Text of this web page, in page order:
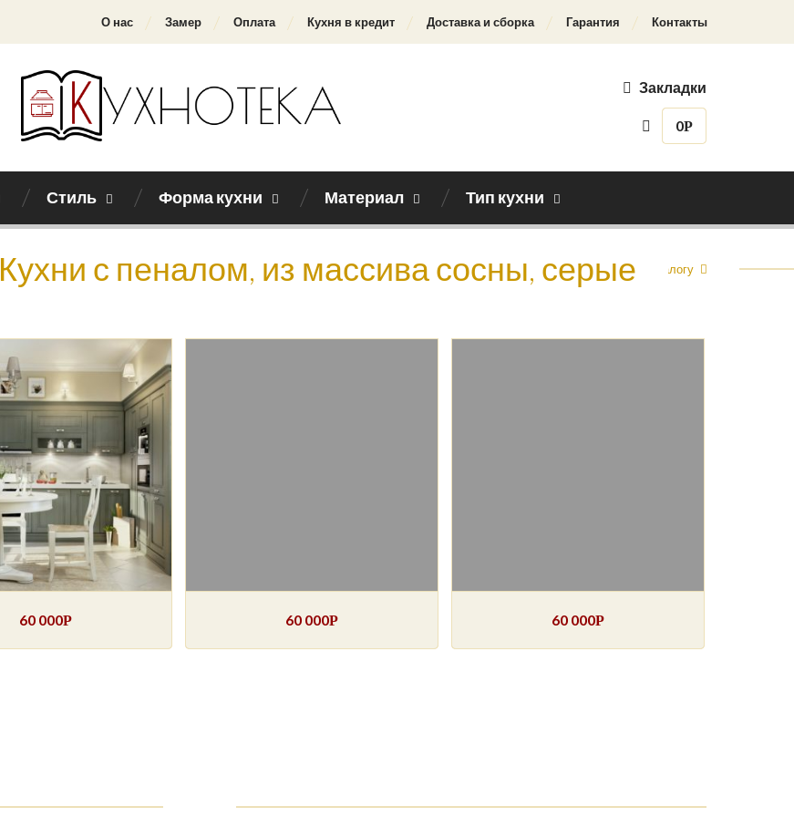
О нас Замер Оплата Кухня в кредит Доставка и сборка Гарантия Контакты
Закладки
0Р
Стиль Форма кухни Материал Тип кухни
Кухни с пеналом, из массива сосны, серыеНазад к каталогу
60 000Р 60 000Р 60 000Р